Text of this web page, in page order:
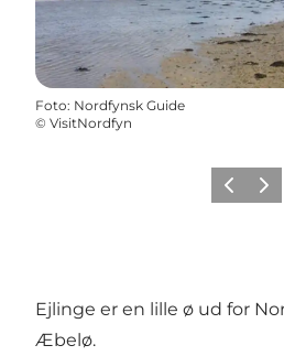
Foto: Nordfynsk Guide
© VisitNordfyn
Forrige
Ejlinge er en lille ø ud for
Æbelø.